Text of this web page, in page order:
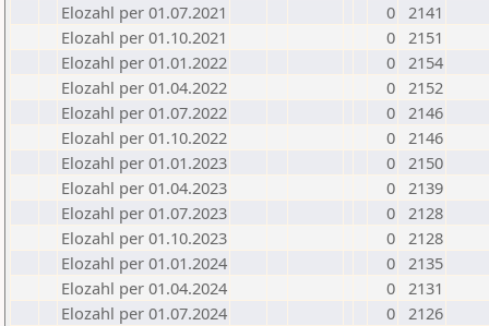
Elozahl per 01.07.2021
0 2141
Elozahl per 01.10.2021
0 2151
Elozahl per 01.01.2022
0 2154
Elozahl per 01.04.2022
0 2152
Elozahl per 01.07.2022
0 2146
Elozahl per 01.10.2022
0 2146
Elozahl per 01.01.2023
0 2150
Elozahl per 01.04.2023
0 2139
Elozahl per 01.07.2023
0 2128
Elozahl per 01.10.2023
0 2128
Elozahl per 01.01.2024
0 2135
Elozahl per 01.04.2024
0 2131
Elozahl per 01.07.2024
0 2126